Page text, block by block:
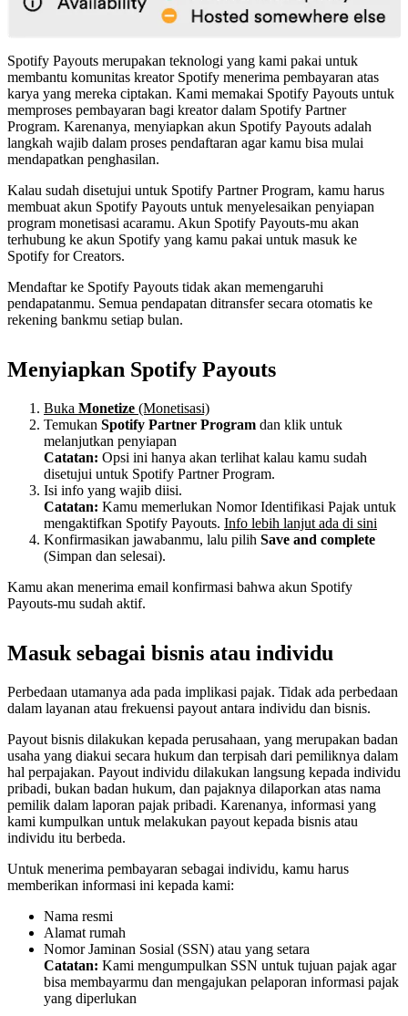
Spotify Payouts merupakan teknologi yang kami pakai untuk
membantu komunitas kreator Spotify menerima pembayaran atas
karya yang mereka ciptakan. Kami memakai Spotify Payouts untuk
memproses pembayaran bagi kreator dalam Spotify Partner
Program. Karenanya, menyiapkan akun Spotify Payouts adalah
langkah wajib dalam proses pendaftaran agar kamu bisa mulai
mendapatkan penghasilan.
Kalau sudah disetujui untuk Spotify Partner Program, kamu harus
membuat akun Spotify Payouts untuk menyelesaikan penyiapan
program monetisasi acaramu. Akun Spotify Payouts-mu akan
terhubung ke akun Spotify yang kamu pakai untuk masuk ke
Spotify for Creators.
Mendaftar ke Spotify Payouts tidak akan memengaruhi
pendapatanmu. Semua pendapatan ditransfer secara otomatis ke
rekening bankmu setiap bulan.
Menyiapkan Spotify Payouts
Buka Monetize (Monetisasi)
Temukan Spotify Partner Program dan klik untuk
melanjutkan penyiapan
Catatan: Opsi ini hanya akan terlihat kalau kamu sudah
disetujui untuk Spotify Partner Program.
Isi info yang wajib diisi.
Catatan: Kamu memerlukan Nomor Identifikasi Pajak untuk
mengaktifkan Spotify Payouts. Info lebih lanjut ada di sini
Konfirmasikan jawabanmu, lalu pilih Save and complete
(Simpan dan selesai).
Kamu akan menerima email konfirmasi bahwa akun Spotify
Payouts-mu sudah aktif.
Masuk sebagai bisnis atau individu
Perbedaan utamanya ada pada implikasi pajak. Tidak ada perbedaan
dalam layanan atau frekuensi payout antara individu dan bisnis.
Payout bisnis dilakukan kepada perusahaan, yang merupakan badan
usaha yang diakui secara hukum dan terpisah dari pemiliknya dalam
hal perpajakan. Payout individu dilakukan langsung kepada individu
pribadi, bukan badan hukum, dan pajaknya dilaporkan atas nama
pemilik dalam laporan pajak pribadi. Karenanya, informasi yang
kami kumpulkan untuk melakukan payout kepada bisnis atau
individu itu berbeda.
Untuk menerima pembayaran sebagai individu, kamu harus
memberikan informasi ini kepada kami:
Nama resmi
Alamat rumah
Nomor Jaminan Sosial (SSN) atau yang setara
Catatan: Kami mengumpulkan SSN untuk tujuan pajak agar
bisa membayarmu dan mengajukan pelaporan informasi pajak
yang diperlukan